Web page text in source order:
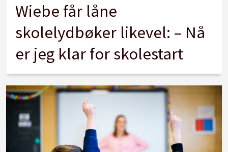
Wiebe får låne
skolelydbøker likevel: – Nå
er jeg klar for skolestart